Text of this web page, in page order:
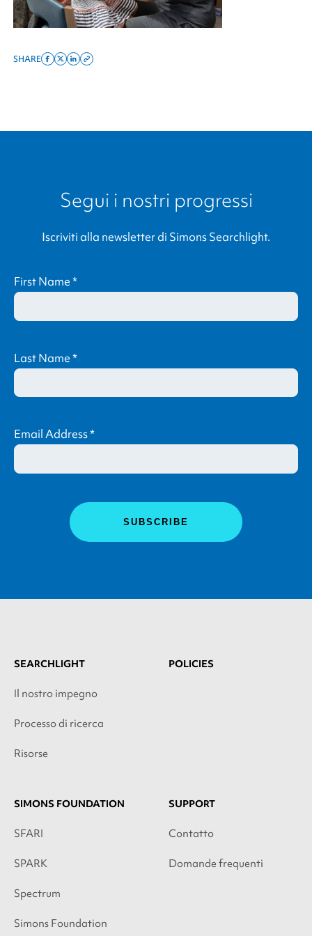
SHARE
ShareShareShareCopy
Segui i nostri progressi
Iscriviti alla newsletter di Simons Searchlight.
First Name*
Last Name*
Email Address*
SEARCHLIGHT
Il nostro impegno
Processo di ricerca
Risorse
POLICIES
SIMONS FOUNDATION
SFARI
SPARK
Spectrum
Simons Foundation
SUPPORT
Contatto
Domande frequenti